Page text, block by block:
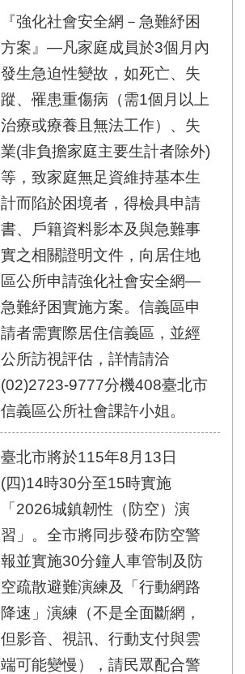
『強化社會安全網－急難紓困
方案』—凡家庭成員於3個月內
發生急迫性變故，如死亡、失
蹤、罹患重傷病（需1個月以上
治療或療養且無法工作）、失
業(非負擔家庭主要生計者除外)
等，致家庭無足資維持基本生
計而陷於困境者，得檢具申請
書、戶籍資料影本及與急難事
實之相關證明文件，向居住地
區公所申請強化社會安全網—
急難紓困實施方案。信義區申
請者需實際居住信義區，並經
公所訪視評估，詳情請洽
(02)2723-9777分機408臺北市
信義區公所社會課許小姐。
臺北市將於115年8月13日
(四)14時30分至15時實施
「2026城鎮韌性（防空）演
習」。全市將同步發布防空警
報並實施30分鐘人車管制及防
空疏散避難演練及「行動網路
降速」演練（不是全面斷網，
但影音、視訊、行動支付與雲
端可能變慢），請民眾配合警